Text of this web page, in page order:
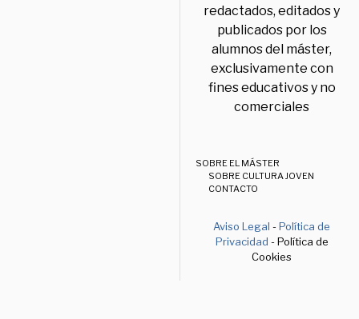
redactados, editados y
publicados por los
alumnos del máster,
exclusivamente con
fines educativos y no
comerciales
SOBRE EL MÁSTER
SOBRE CULTURA JOVEN
CONTACTO
Aviso Legal -Política de
Privacidad - Política de
Cookies